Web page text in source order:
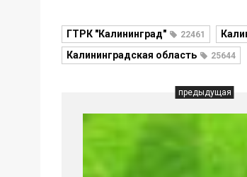
ГТРК "Калининград" 22461
Калининградская область 25644
предыдущая